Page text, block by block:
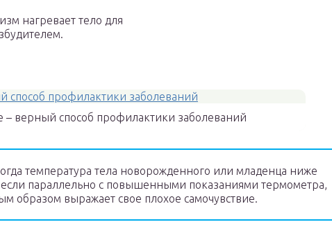
нагревает тело для
– верный способ профилактики заболеваний
температура тела новорожденного или младенца ниже
если параллельно с повышенными показаниями термометра,
образом выражает свое плохое самочувствие.